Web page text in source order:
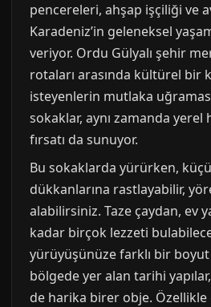
pencereleri, ahşap işçiliği ve
Karadeniz’in geleneksel
veriyor. Ordu Gülyalı şehir
rotaları arasında kültürel bir
isteyenlerin mutlaka
sokaklar, aynı zamanda
fırsatı da sunuyor.
Bu sokaklarda yürürken,
dükkanlarına rastlayabilir,
alabilirsiniz. Taze çaydan, ev
kadar birçok lezzeti
yürüyüşünüze farklı bir boyut
bölgede yer alan tarihi
de harika birer obje. Özellikle